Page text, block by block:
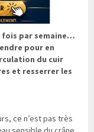
fois par semaine…
pour en
du cuir
et resserrer les
ce n’est pas très